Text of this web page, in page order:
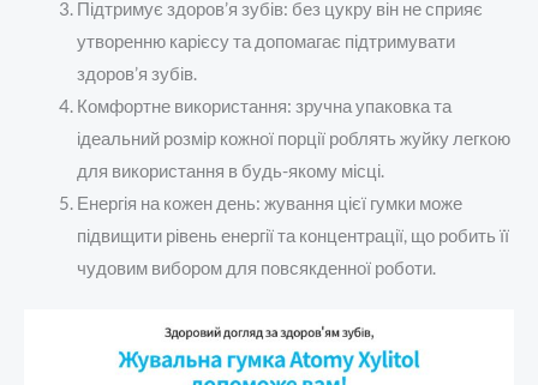
Підтримує здоров’я зубів: без цукру він не сприяє
утворенню карієсу та допомагає підтримувати
здоров’я зубів.
Комфортне використання: зручна упаковка та
ідеальний розмір кожної порції роблять жуйку легкою
для використання в будь-якому місці.
Енергія на кожен день: жування цієї гумки може
підвищити рівень енергії та концентрації, що робить її
чудовим вибором для повсякденної роботи.